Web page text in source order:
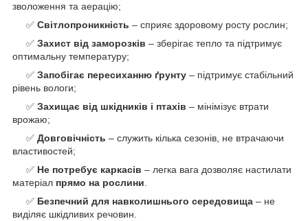
зволоження та аерацію;
✅ Світлопроникність – сприяє здоровому росту рослин;
✅ Захист від заморозків – зберігає тепло та підтримує
оптимальну температуру;
✅ Запобігає пересиханню ґрунту – підтримує стабільний
рівень вологи;
✅ Захищає від шкідників і птахів – мінімізує втрати
врожаю;
✅ Довговічність – служить кілька сезонів, не втрачаючи
властивостей;
✅ Не потребує каркасів – легка вага дозволяє настилати
матеріал прямо на рослини
✅ Безпечний для навколишнього середовища – не
виділяє шкідливих речовин.